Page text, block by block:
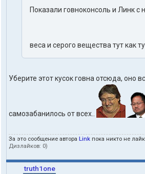
Показали говноконсоль и Линк с
веса и серого вещества тут как
Уберите этот кусок говна отсюда, оно
самозабанилось от всех..
За это сообщение автора Link пока никто не
Дизлайков: 0)
truth1one